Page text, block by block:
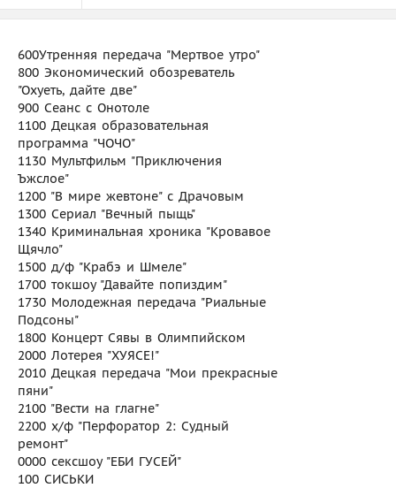
600Утренняя передача "Мертвое утро"
800 Экономический обозреватель
"Охуеть, дайте две"
900 Сеанс с Онотоле
1100 Децкая образовательная
программа "ЧОЧО"
1130 Мультфильм "Приключения
Ъжслое"
1200 "В мире жевтоне" с Драчовым
1300 Сериал "Вечный пыщь"
1340 Криминальная хроника "Кровавое
Щячло"
1500 д/ф "Крабэ и Шмеле"
1700 токшоу "Давайте попиздим"
1730 Молодежная передача "Риальные
Подсоны"
1800 Концерт Сявы в Олимпийском
2000 Лотерея "ХУЯСЕ!"
2010 Децкая передача "Мои прекрасные
пяни"
2100 "Вести на глагне"
2200 х/ф "Перфоратор 2: Судный
ремонт"
0000 сексшоу "ЕБИ ГУСЕЙ"
100 СИСЬКИ